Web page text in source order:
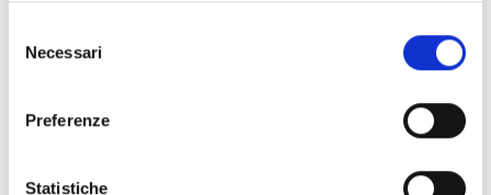
delNecessari
Preferenze
Statistiche
Accessoires pour détecteurs Enea - Matériaux (35)
Accessoires Senseware
Accessoires de la série Industrial - Matériaux(17)